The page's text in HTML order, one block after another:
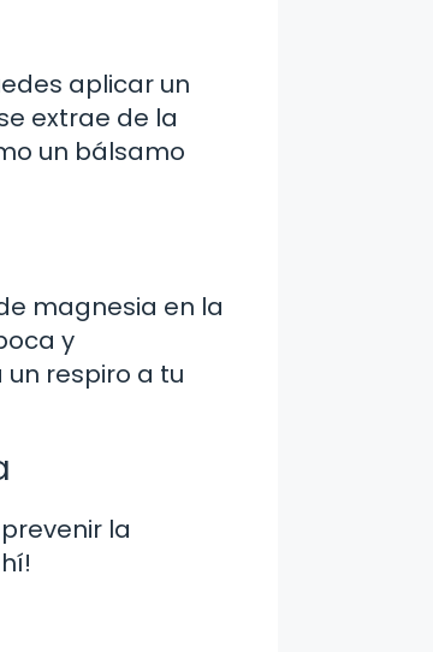
aplicar un
extrae de la
un bálsamo
magnesia en la
y
respiro a tu
la